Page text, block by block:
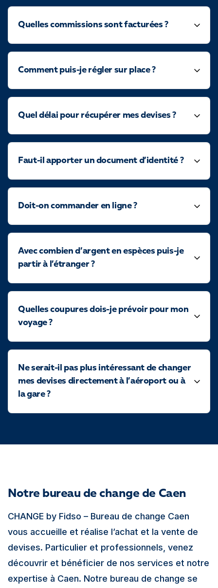
Quelles commissions sont facturées ?
Comment puis-je régler sur place ?
Quel délai pour récupérer mes devises ?
Faut-il apporter un document d’identité ?
Doit-on commander en ligne ?
Avec combien d’argent en espèces puis-je
partir à l’étranger ?
Quelles coupures dois-je prévoir pour mon
voyage ?
Ne serait-il pas plus intéressant de changer
mes devises directement à l’aéroport ou à
la gare ?
Notre bureau de change de Caen
CHANGE by Fidso – Bureau de change Caen
vous accueille et réalise l’achat et la vente de
devises. Particulier et professionnels, venez
découvrir et bénéficier de nos services et notre
expertise à Caen. Notre bureau de change se